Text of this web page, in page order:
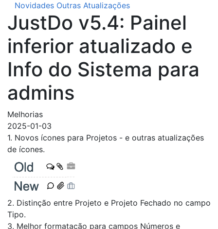
Novidades Outras Atualizações
JustDo v5.4: Painel
inferior atualizado e
Info do Sistema para
admins
Melhorias
2025-01-03
1. Novos ícones para Projetos - e outras atualizações
de ícones.
2. Distinção entre Projeto e Projeto Fechado no campo
Tipo.
3. Melhor formatação para campos Números e